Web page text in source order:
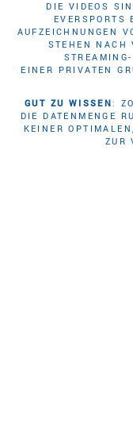
DIE VIDEOS
EVERSPORTS
AUFZEICHNUNGEN
STEHEN NACH
EINER PRIVATEN
GUT ZU WISSEN:
DIE DATENMENGE
KEINER
ZUR